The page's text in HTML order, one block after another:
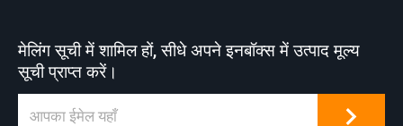
सेवा करने वाले कई
औद्योगिक कार्यस्थलों की
एक सामान्य विशेषता है।
उपयुक्त।
मेलिंग सूची में शामिल हों, सीधे अपने इनबॉक्स में उत्पाद मूल्य
सूची प्राप्त करें।